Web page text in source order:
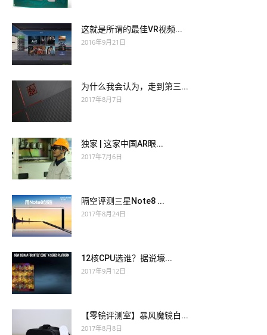
这就是所谓的最佳VR视频...
2016年9月21日
为什么我会认为，走到第三...
2017年8月7日
独家 | 这家中国AR眼...
2017年7月6日
隔空评测三星Note8 ...
2017年8月24日
12核CPU选谁？据说壕...
2017年9月12日
【零镜评测室】暴风魔镜白...
2017年8月8日